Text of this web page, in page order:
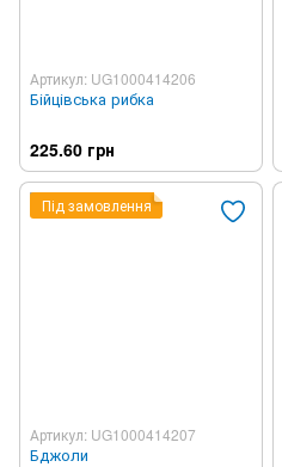
Артикул: UG1000414206
Бійцівська рибка
225.60 грн
Під замовлення
Артикул: UG1000414207
Бджоли